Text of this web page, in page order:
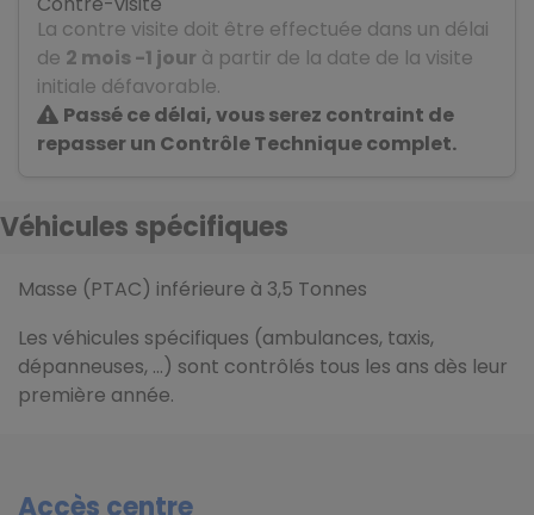
La contre visite doit être effectuée dans un délai
de 2 mois -1 jour à partir de la date de la visite
initiale défavorable.
Passé ce délai, vous serez contraint de
repasser un Contrôle Technique complet.
Véhicules spécifiques
Masse (PTAC) inférieure à 3,5 Tonnes
Les véhicules spécifiques (ambulances, taxis,
dépanneuses, …) sont contrôlés tous les ans dès leur
première année.
Accès centre